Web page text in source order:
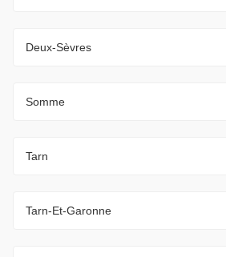
Deux-Sèvres
Somme
Tarn
Tarn-Et-Garonne